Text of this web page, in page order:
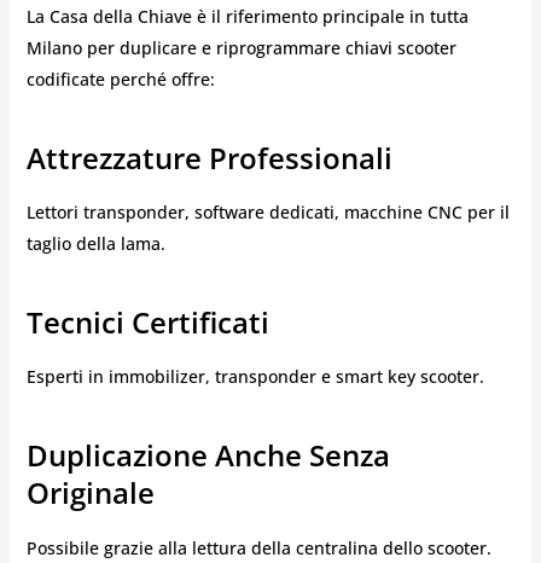
La Casa della Chiave è il riferimento principale in tutta
Milano per duplicare e riprogrammare chiavi scooter
codificate perché offre:
Attrezzature Professionali
Lettori transponder, software dedicati, macchine CNC per il
taglio della lama.
Tecnici Certificati
Esperti in immobilizer, transponder e smart key scooter.
Duplicazione Anche Senza
Originale
Possibile grazie alla lettura della centralina dello scooter.